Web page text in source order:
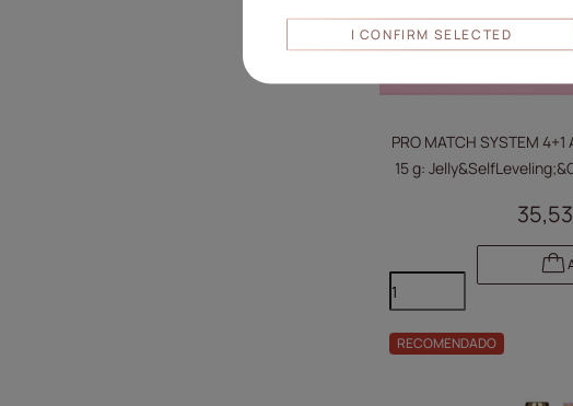
PRO MATCH SYSTEM
15 g:
RECOMENDADO
I CONFIRM SELECTED